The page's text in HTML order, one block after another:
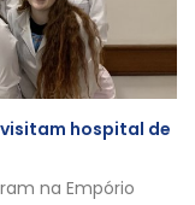
hospital de
na Empório